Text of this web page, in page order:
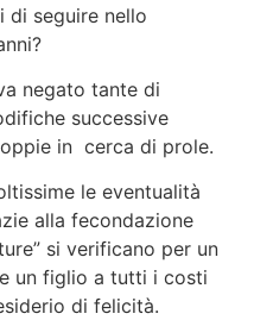
di seguire nello
negato tante di
successive
in cerca di prole.
le eventualità
alla fecondazione
si verificano per un
un figlio a tutti i costi
di felicità.